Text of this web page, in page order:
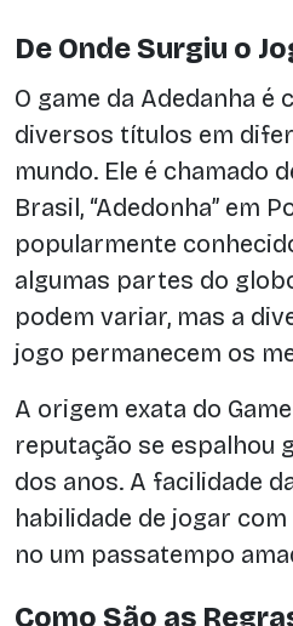
De Onde Surgiu o
O game da Adedanha é
diversos títulos em
mundo. Ele é chamado
Brasil, “Adedonha” em
popularmente
algumas partes do
podem variar, mas a
jogo permanecem os
A origem exata do
reputação se espalhou
dos anos. A facilidade
habilidade de jogar
no um passatempo
Como São as